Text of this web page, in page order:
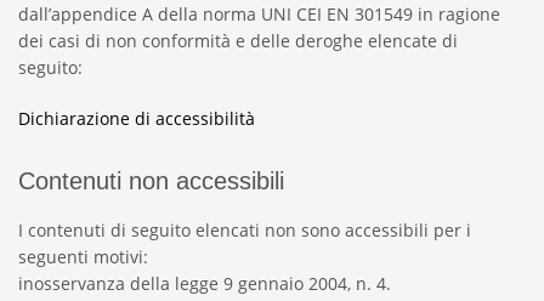
dall’appendice A della norma UNI CEI EN 301549 in ragione
dei casi di non conformità e delle deroghe elencate di
seguito:
Dichiarazione di accessibilità
Contenuti non accessibili
I contenuti di seguito elencati non sono accessibili per i
seguenti motivi:
inosservanza della legge 9 gennaio 2004, n. 4.